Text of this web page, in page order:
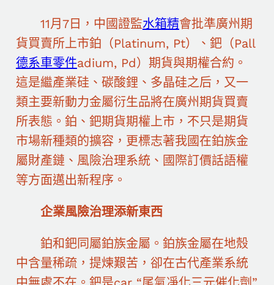
11月7日，中國證監水箱精會批準廣州期
貨買賣所上市鉑（Platinum, Pt）、鈀（Pall
德系車零件adium, Pd）期貨與期權合約。
這是繼產業硅、碳酸鋰、多晶硅之后，又一
類主要新動力金屬衍生品將在廣州期貨買賣
所表態。鉑、鈀期貨期權上市，不只是期貨
市場新種類的擴容，更標志著我國在鉑族金
屬財產鏈、風險治理系統、國際訂價話語權
等方面邁出新程序。
企業風險治理添新東西
鉑和鈀同屬鉑族金屬。鉑族金屬在地殼
中含量稀疏，提煉艱苦，卻在古代產業系統